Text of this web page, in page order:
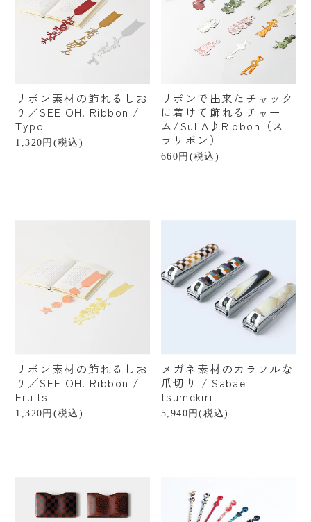
リボン素材の飾れるしお
り／SEE OH! Ribbon /
Typo
1,320円(税込)
リボンで出来たチャック
に着けて飾れるチャー
ム/SuLA♪Ribbon（ス
ラリボン）
660円(税込)
リボン素材の飾れるしお
り／SEE OH! Ribbon /
Fruits
1,320円(税込)
メガネ素材のカラフルな
爪切り / Sabae
tsumekiri
5,940円(税込)